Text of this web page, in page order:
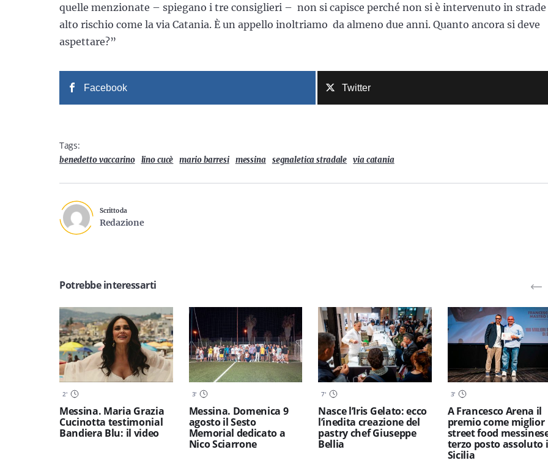
quelle menzionate – spiegano i tre consiglieri – non si capisce perché non si è intervenuto in strade
alto rischio come la via Catania. È un appello inoltriamo da almeno due anni. Quanto ancora si deve
aspettare?”
Facebook Twitter
Tags:
benedetto vaccarino lino cucè mario barresi messina segnaletica stradale via catania
Scritto da
Redazione
Potrebbe interessarti
2'
Messina. Maria Grazia
Cucinotta testimonial
Bandiera Blu: il video
3'
Messina. Domenica 9
agosto il Sesto
Memorial dedicato a
Nico Sciarrone
7'
Nasce l’Iris Gelato: ecco
l’inedita creazione del
pastry chef Giuseppe
Bellia
3'
A Francesco Arena il
premio come miglior
street food
terzo posto assoluto
Sicilia